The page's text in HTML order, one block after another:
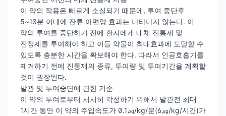
이 약의 작용은 빠르게 소실되기 때문에, 투여 중단후
5~10분 이내에 잔류 아편양 효과는 나타나지 않는다. 이
약의 투여를 중단하기 전에 환자에게 대체 진통제 및
진정제를 투여해야 하고 이들 약물이 최대효과에 도달할 수
있도록 충분한 시간을 확보해야 한다. 따라서 인공호흡기를
제거하기 전에 진통제의 종류, 투여량 및 투여기간을 계획할
것이 권장된다.
발관 및 투여중단에 관한 기준
이 약의 투여로부터 서서히 각성하기 위해서 발관전 최대
1시간 동안 이 약의 주입속도가 0.1㎍/kg/분(6㎍/kg/시간)가